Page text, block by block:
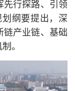
先行探路、引领
纲要提出，深
链产业链、基础
。